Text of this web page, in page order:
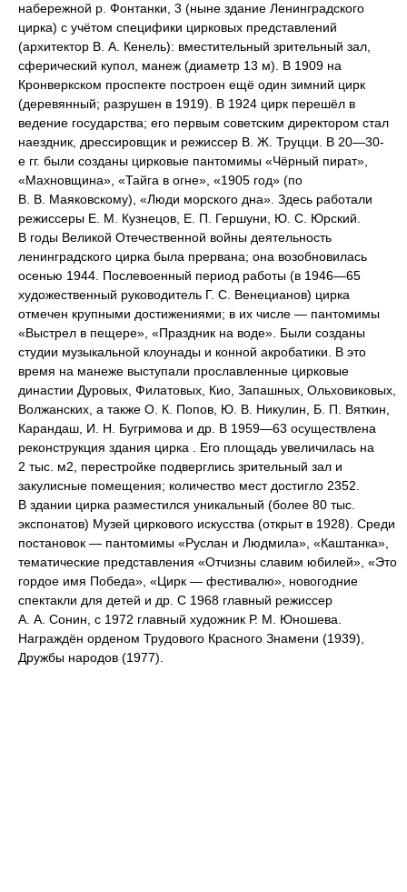
набережной р. Фонтанки, 3 (ныне здание Ленинградского
цирка) с учётом специфики цирковых представлений
(архитектор В. А. Кенель): вместительный зрительный зал,
сферический купол, манеж (диаметр 13 м). В 1909 на
Кронверкском проспекте построен ещё один зимний цирк
(деревянный; разрушен в 1919). В 1924 цирк перешёл в
ведение государства; его первым советским директором стал
наездник, дрессировщик и режиссер В. Ж. Труцци. В 20—30-
е гг. были созданы цирковые пантомимы «Чёрный пират»,
«Махновщина», «Тайга в огне», «1905 год» (по
В. В. Маяковскому), «Люди морского дна». Здесь работали
режиссеры Е. М. Кузнецов, Е. П. Гершуни, Ю. С. Юрский.
В годы Великой Отечественной войны деятельность
ленинградского цирка была прервана; она возобновилась
осенью 1944. Послевоенный период работы (в 1946—65
художественный руководитель Г. С. Венецианов) цирка
отмечен крупными достижениями; в их числе — пантомимы
«Выстрел в пещере», «Праздник на воде». Были созданы
студии музыкальной клоунады и конной акробатики. В это
время на манеже выступали прославленные цирковые
династии Дуровых, Филатовых, Кио, Запашных, Ольховиковых,
Волжанских, а также О. К. Попов, Ю. В. Никулин, Б. П. Вяткин,
Карандаш, И. Н. Бугримова и др. В 1959—63 осуществлена
реконструкция здания цирка . Его площадь увеличилась на
2 тыс. м2, перестройке подверглись зрительный зал и
закулисные помещения; количество мест достигло 2352.
В здании цирка разместился уникальный (более 80 тыс.
экспонатов) Музей циркового искусства (открыт в 1928). Среди
постановок — пантомимы «Руслан и Людмила», «Каштанка»,
тематические представления «Отчизны славим юбилей», «Это
гордое имя Победа», «Цирк — фестивалю», новогодние
спектакли для детей и др. С 1968 главный режиссер
А. А. Сонин, с 1972 главный художник Р. М. Юношева.
Награждён орденом Трудового Красного Знамени (1939),
Дружбы народов (1977).